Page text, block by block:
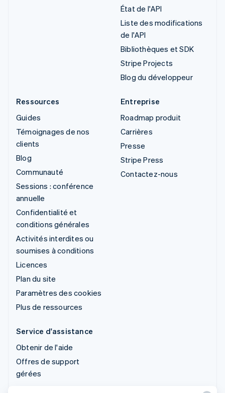
État de l'API
Liste des modifications
de l'API
Bibliothèques et SDK
Stripe Projects
Blog du développeur
Ressources
Guides
Témoignages de nos
clients
Blog
Communauté
Sessions : conférence
annuelle
Confidentialité et
conditions générales
Activités interdites ou
soumises à conditions
Licences
Plan du site
Paramètres des cookies
Plus de ressources
Entreprise
Roadmap produit
Carrières
Presse
Stripe Press
Contactez-nous
Service d'assistance
Obtenir de l'aide
Offres de support
gérées